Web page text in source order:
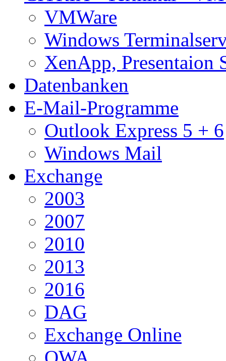
VMWare
Windows
XenApp, Presentaion
Datenbanken
E-Mail-Programme
Outlook Express 5 + 6
Windows Mail
Exchange
2003
2007
2010
2013
2016
DAG
Exchange Online